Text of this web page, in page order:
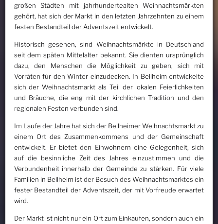
großen Städten mit jahrhundertealten Weihnachtsmärkten
gehört, hat sich der Markt in den letzten Jahrzehnten zu einem
festen Bestandteil der Adventszeit entwickelt.
Historisch gesehen, sind Weihnachtsmärkte in Deutschland
seit dem späten Mittelalter bekannt. Sie dienten ursprünglich
dazu, den Menschen die Möglichkeit zu geben, sich mit
Vorräten für den Winter einzudecken. In Bellheim entwickelte
sich der Weihnachtsmarkt als Teil der lokalen Feierlichkeiten
und Bräuche, die eng mit der kirchlichen Tradition und den
regionalen Festen verbunden sind.
Im Laufe der Jahre hat sich der Bellheimer Weihnachtsmarkt zu
einem Ort des Zusammenkommens und der Gemeinschaft
entwickelt. Er bietet den Einwohnern eine Gelegenheit, sich
auf die besinnliche Zeit des Jahres einzustimmen und die
Verbundenheit innerhalb der Gemeinde zu stärken. Für viele
Familien in Bellheim ist der Besuch des Weihnachtsmarktes ein
fester Bestandteil der Adventszeit, der mit Vorfreude erwartet
wird.
Der Markt ist nicht nur ein Ort zum Einkaufen, sondern auch ein